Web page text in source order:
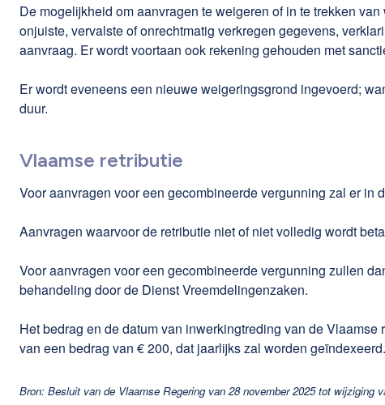
De mogelijkheid om aanvragen te weigeren of in te trekken
onjuiste, vervalste of onrechtmatig verkregen gegevens,
aanvraag. Er wordt voortaan ook rekening gehouden met
Er wordt eveneens een nieuwe weigeringsgrond ingevoerd;
duur.
Vlaamse retributie
Voor aanvragen voor een gecombineerde vergunning zal er
Aanvragen waarvoor de retributie niet of niet volledig wordt
Voor aanvragen voor een gecombineerde vergunning zullen
behandeling door de Dienst Vreemdelingenzaken.
Het bedrag en de datum van inwerkingtreding van de
van een bedrag van € 200, dat jaarlijks zal worden geïndexeerd.
Bron: Besluit van de Vlaamse Regering van 28 november 2025 tot wijziging